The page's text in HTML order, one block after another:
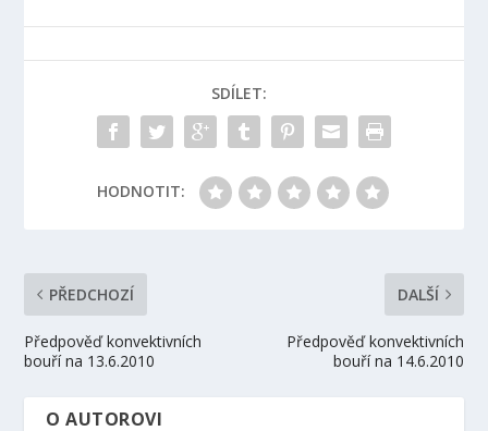
SDÍLET:
HODNOTIT:
PŘEDCHOZÍ
Předpověď konvektivních
bouří na 13.6.2010
DALŠÍ
Předpověď konvektivních
bouří na 14.6.2010
O AUTOROVI